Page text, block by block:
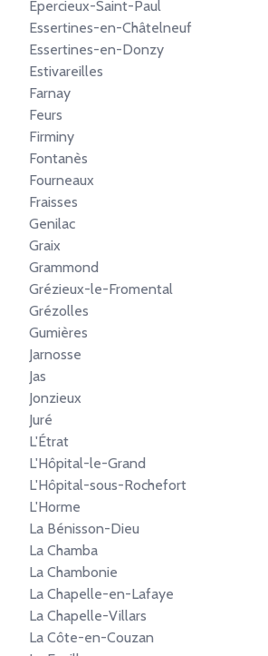
Épercieux-Saint-Paul
Essertines-en-Châtelneuf
Essertines-en-Donzy
Estivareilles
Farnay
Feurs
Firminy
Fontanès
Fourneaux
Fraisses
Genilac
Graix
Grammond
Grézieux-le-Fromental
Grézolles
Gumières
Jarnosse
Jas
Jonzieux
Juré
L'Étrat
L'Hôpital-le-Grand
L'Hôpital-sous-Rochefort
L'Horme
La Bénisson-Dieu
La Chamba
La Chambonie
La Chapelle-en-Lafaye
La Chapelle-Villars
La Côte-en-Couzan